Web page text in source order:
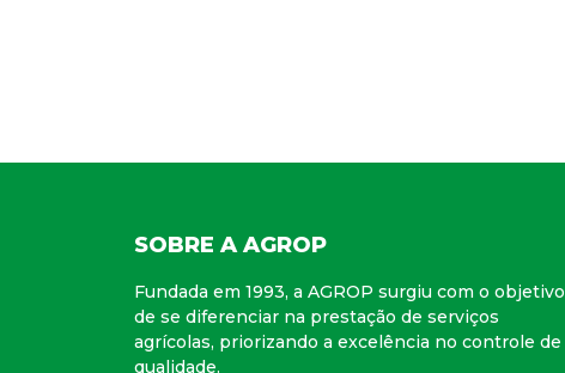
SOBRE A AGROP
Fundada em 1993, a AGROP surgiu com o objetivo
de se diferenciar na prestação de serviços
agrícolas, priorizando a excelência no controle de
qualidade.